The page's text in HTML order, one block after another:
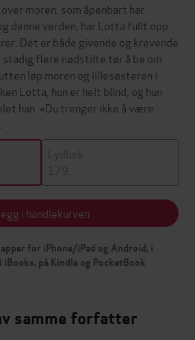
moren, som åpenbart har
denne verden, har Lotta fullt opp
Det er både givende og krevende
stadig flere nødstilte tør å be om
løp moren og lillesøsteren i
Lotta, hun er helt blind, og hun
han. «Du trenger ikke å være
Lydbok
179,-
i handlekurven
for iPhone/iPad og Android, i
iBooks, på Kindle og PocketBook
samme forfatter